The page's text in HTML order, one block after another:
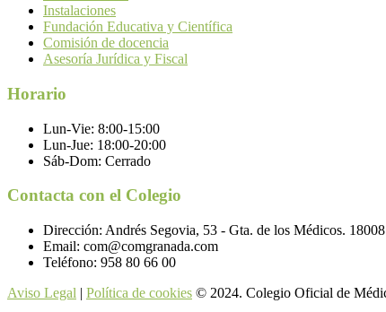
Instalaciones
Fundación Educativa y Científica
Comisión de docencia
Asesoría Jurídica y Fiscal
Horario
Lun-Vie: 8:00-15:00
Lun-Jue: 18:00-20:00
Sáb-Dom: Cerrado
Contacta con el Colegio
Dirección: Andrés Segovia, 53 - Gta. de los Médicos.
Email: com@comgranada.com
Teléfono: 958 80 66 00
Aviso Legal | Política de cookies © 2024. Colegio Oficial de